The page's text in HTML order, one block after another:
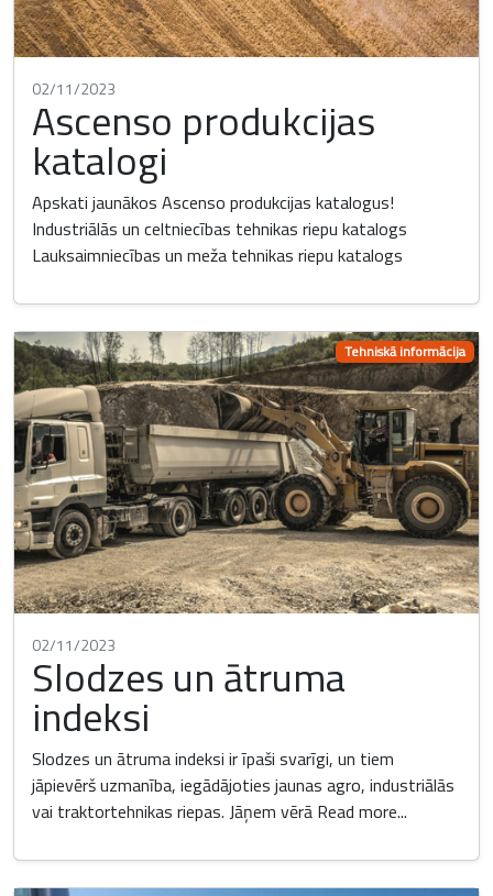
02/11/2023
Ascenso produkcijas
katalogi
Apskati jaunākos Ascenso produkcijas katalogus!
Industriālās un celtniecības tehnikas riepu katalogs
Lauksaimniecības un meža tehnikas riepu katalogs
Tehniskā informācija
02/11/2023
Slodzes un ātruma
indeksi
Slodzes un ātruma indeksi ir īpaši svarīgi, un tiem
jāpievērš uzmanība, iegādājoties jaunas agro, industriālās
vai traktortehnikas riepas. Jāņem vērā Read more...